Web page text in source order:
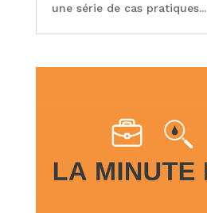
une série de cas pratiques...